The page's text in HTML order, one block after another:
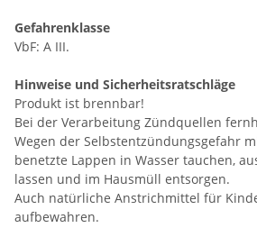
Gefahrenklasse
VbF: A III.
Hinweise und Sicherheitsratschläge
Produkt ist brennbar!
Bei der Verarbeitung Zündquellen
Wegen der Selbstentzündungsgefahr
benetzte Lappen in Wasser tauchen,
lassen und im Hausmüll entsorgen.
Auch natürliche Anstrichmittel für
aufbewahren.